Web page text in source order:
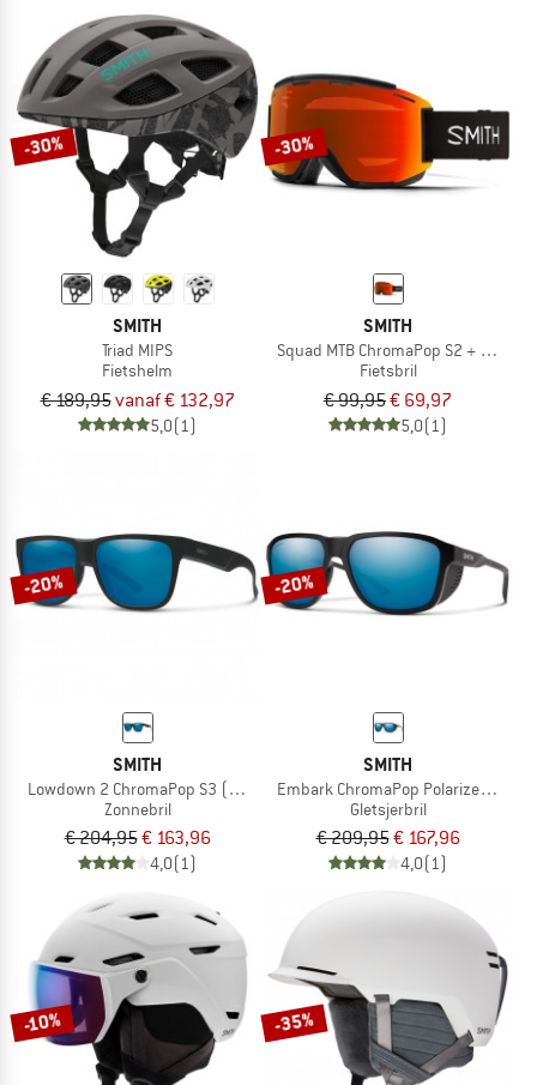
-30%
SMITH
Triad MIPS
Fietshelm
€ 189,95vanaf € 132,97
5,0(1)
-30%
SMITH
Squad MTB ChromaPop S2 + S0 (VLT
Fietsbril
€ 99,95€ 69,97
5,0(1)
-20%
SMITH
Lowdown 2 ChromaPop S3 (VLT 14%)
Zonnebril
€ 204,95€ 163,96
4,0(1)
-20%
SMITH
Embark ChromaPop Polarized Mirror
Gletsjerbril
€ 209,95€ 167,96
4,0(1)
-10% -35%